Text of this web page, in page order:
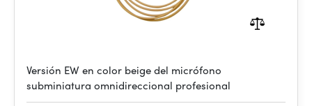
Versión EW en color beige del micrófono
subminiatura omnidireccional profesional